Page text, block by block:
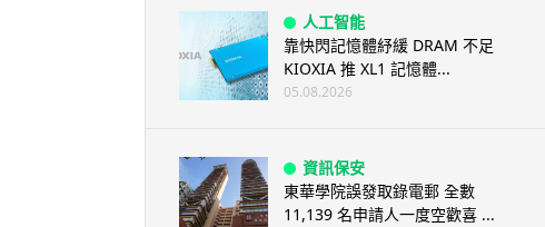
人工智能
靠快閃記憶體紓緩 DRAM 不足
KIOXIA 推 XL1 記憶體...
05.08.2026
資訊保安
東華學院誤發取錄電郵 全數
11,139 名申請人一度空歡喜 ...